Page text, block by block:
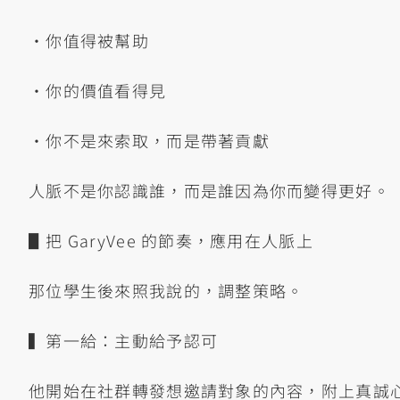
•你值得被幫助
•你的價值看得見
•你不是來索取，而是帶著貢獻
人脈不是你認識誰，而是誰因為你而變得更好。
▋把 GaryVee 的節奏，應用在人脈上
那位學生後來照我說的，調整策略。
▍第一給：主動給予認可
他開始在社群轉發想邀請對象的內容，附上真誠